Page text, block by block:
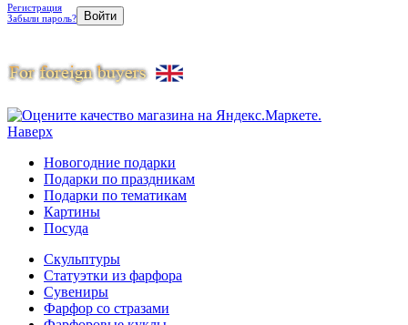
Регистрация
Забыли пароль?
Наверх
Новогодние подарки
Подарки по праздникам
Подарки по тематикам
Картины
Посуда
Скульптуры
Статуэтки из фарфора
Сувениры
Фарфор со стразами